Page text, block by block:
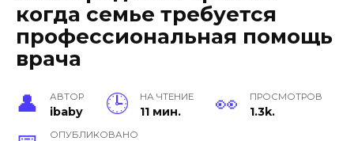
когда семье требуется
профессиональная помощь
врача
АВТОР
ibaby
НА ЧТЕНИЕ
11 мин.
ПРОСМОТРОВ
1.3k.
ОПУБЛИКОВАНО